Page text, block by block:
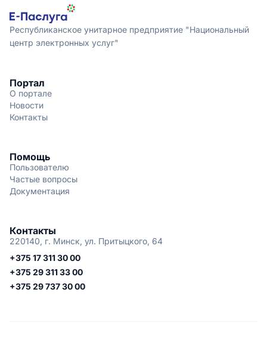
Республиканское унитарное предприятие "Национальный
центр электронных услуг"
Портал
О портале
Новости
Контакты
Помощь
Пользователю
Частые вопросы
Документация
Контакты
220140, г. Минск, ул. Притыцкого, 64
+375 17 311 30 00
+375 29 311 33 00
+375 29 737 30 00